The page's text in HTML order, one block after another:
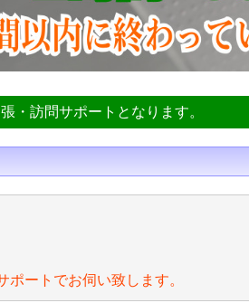
・訪問サポートとなります。
ポートでお伺い致します。